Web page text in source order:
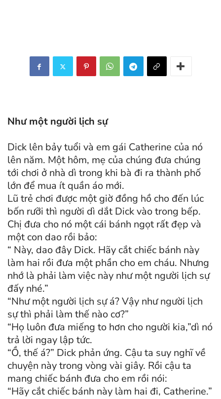
Như một người lịch sự
Dick lên bảy tuổi và em gái Catherine của nó
lên năm. Một hôm, mẹ của chúng đưa chúng
tới chơi ở nhà dì trong khi bà đi ra thành phố
lớn để mua ít quần áo mới.
Lũ trẻ chơi được một giờ đồng hồ cho đến lúc
bốn rưỡi thì người dì dắt Dick vào trong bếp.
Chị đưa cho nó một cái bánh ngọt rất đẹp và
một con dao rồi bảo:
“ Này, dao đây Dick. Hãy cắt chiếc bánh này
làm hai rồi đưa một phần cho em cháu. Nhưng
nhớ là phải làm việc này như một người lịch sự
đấy nhé.”
“Như một người lịch sự á? Vậy như người lịch
sự thì phải làm thế nào cơ?”
“Họ luôn đưa miếng to hơn cho người kia,”dì nó
trả lời ngay lập tức.
“Ồ, thế á?” Dick phản ứng. Cậu ta suy nghĩ về
chuyện này trong vòng vài giây. Rồi cậu ta
mang chiếc bánh đưa cho em rồi nói:
“Hãy cắt chiếc bánh này làm hai đi, Catherine.”